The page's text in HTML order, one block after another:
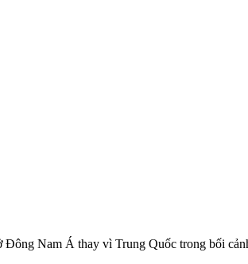
Nam Á thay vì Trung Quốc trong bối